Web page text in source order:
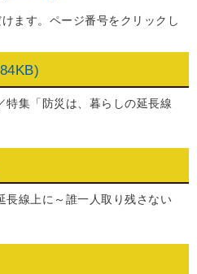
ます。ページ番号をクリックし
特集「防災は、暮らしの延長線
長線上に～誰一人取り残さない